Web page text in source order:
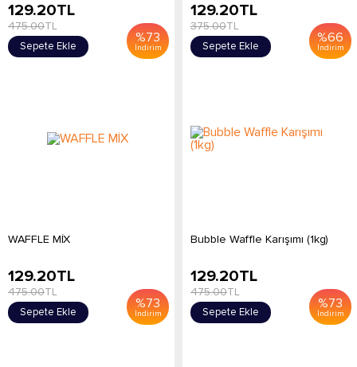
%73
İndirim
129.20TL
475.00TL
Sepete Ekle
%66
İndirim
129.20TL
375.00TL
Sepete Ekle
WAFFLE MİX
%73
İndirim
129.20TL
475.00TL
Sepete Ekle
Bubble Waffle Karışımı (1kg)
%73
İndirim
129.20TL
475.00TL
Sepete Ekle